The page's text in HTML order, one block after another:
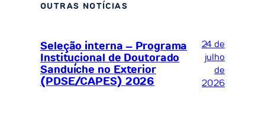
OUTRAS NOTÍCIAS
Seleção interna – Programa
Institucional de Doutorado
Sanduíche no Exterior
(PDSE/CAPES) 2026
24 de
julho
de
2026